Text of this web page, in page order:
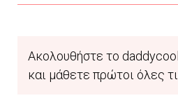
Ακολουθήστε το
και μάθετε πρώτοι όλες